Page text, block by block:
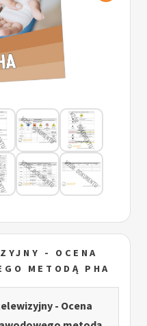
- OCENA
METODĄ PHA
- Ocena